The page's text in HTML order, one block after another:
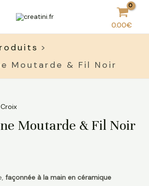
0.00€
Moutarde & Fil Noir
Moutarde & Fil Noir
façonnée à la main en céramique